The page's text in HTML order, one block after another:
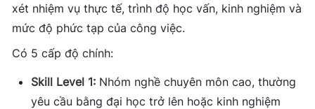
xét nhiệm vụ thực tế, trình độ học vấn, kinh nghiệm và
mức độ phức tạp của công việc.
Có 5 cấp độ chính:
Skill Level 1: Nhóm nghề chuyên môn cao, thường
yêu cầu bằng đại học trở lên hoặc kinh nghiệm